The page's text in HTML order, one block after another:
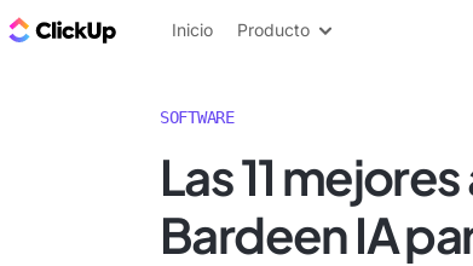
ClickUp Blog
Inicio Producto
SOFTWARE
Las 11
Bardeen IA